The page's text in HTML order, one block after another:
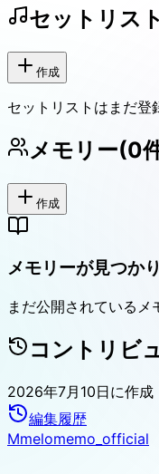
セットリスト
作成
セットリストはまだ登
メモリー(0
作成
メモリーが見つか
まだ公開されているメ
コントリビ
2026年7月10日に作成
編集履歴
Mmelomemo_official